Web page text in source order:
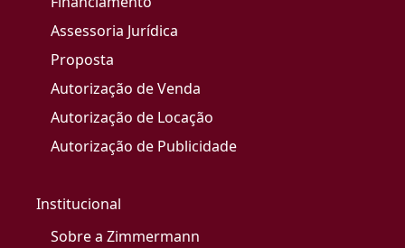
Assessoria Jurídica
Proposta
Autorização de Venda
Autorização de Locação
Autorização de Publicidade
Institucional
Sobre a Zimmermann